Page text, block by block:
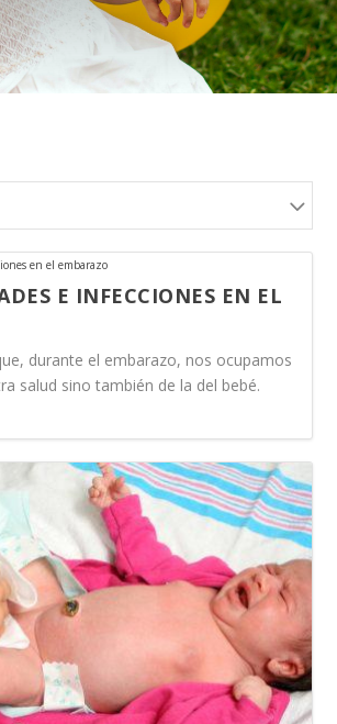
E INFECCIONES EN EL
durante el embarazo, nos ocupamos
salud sino también de la del bebé.